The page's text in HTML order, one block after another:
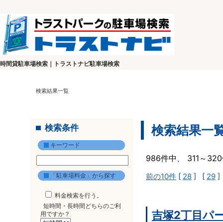
時間貸駐車場検索｜トラストナビ駐車場検索
検索結果一覧
検索条件
キーワード
「駐車場料金」から探す
料金検索を行う。
短時間・長時間どちらのご利
用ですか？
検索結果一
986件中、 311～
前の10件 [ 28 ] [ 29
吉塚2丁目パ